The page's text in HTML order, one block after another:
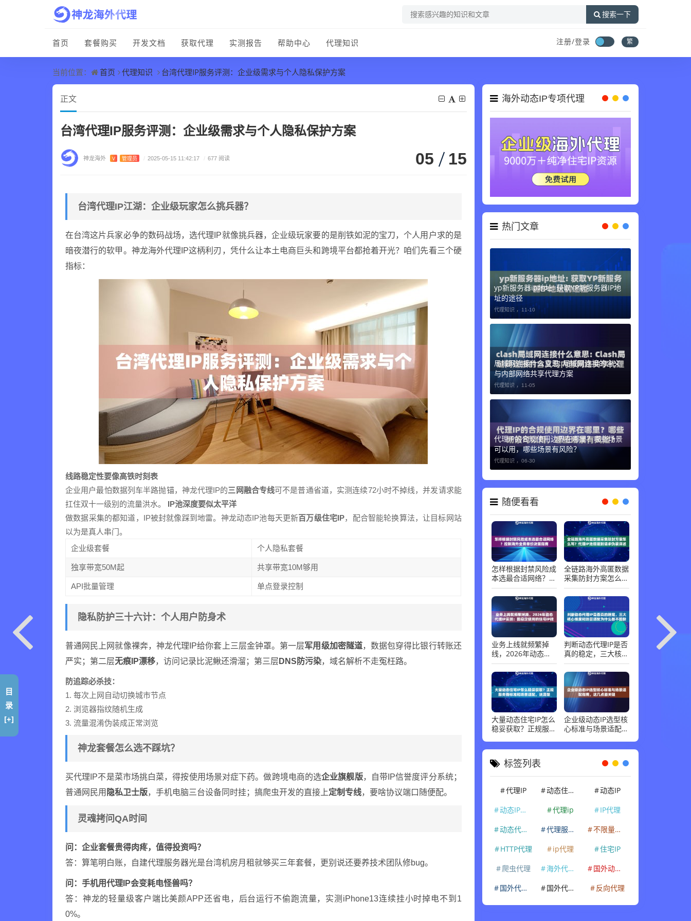
搜索一下
首页 套餐购买 开发文档 获取代理 实测报告 帮助中心 代理知识 注册/登录 繁
当前位置： 首页 代理知识 台湾代理IP服务评测：企业级需求与个人隐私保护方案
正文
台湾代理IP服务评测：企业级需求与个人隐私保护方案
神龙海外 V 管理员 / 2025-05-15 11:42:17 / 677 阅读 05 15
台湾代理IP江湖：企业级玩家怎么挑兵器？
在台湾这片兵家必争的数码战场，选代理IP就像挑兵器，企业级玩家要的是削铁如泥的宝刀，个人用户求的是
暗夜潜行的软甲。神龙海外代理IP这柄利刃，凭什么让本土电商巨头和跨境平台都抢着开光？咱们先看三个硬
指标：
线路稳定性要像高铁时刻表
企业用户最怕数据列车半路抛锚，神龙代理IP的三网融合专线可不是普通省道，实测连续72小时不掉线，并发请求能
扛住双十一级别的流量洪水。 IP池深度要似太平洋
做数据采集的都知道，IP被封就像踩到地雷。神龙动态IP池每天更新百万级住宅IP，配合智能轮换算法，让目标网站
以为是真人串门。
企业级套餐
个人隐私套餐
独享带宽50M起 共享带宽10M够用
API批量管理 单点登录控制
隐私防护三十六计：个人用户防身术
普通网民上网就像裸奔，神龙代理IP给你套上三层金钟罩。第一层军用级加密隧道，数据包穿得比银行转账还
严实；第二层无痕IP漂移，访问记录比泥鳅还滑溜；第三层 DNS防污染，域名解析不走冤枉路。
防追踪必杀技：
1. 每次上网自动切换城市节点
2. 浏览器指纹随机生成
3. 流量混淆伪装成正常浏览
神龙套餐怎么选不踩坑？
买代理IP不是菜市场挑白菜，得按使用场景对症下药。做跨境电商的选企业旗舰版，自带IP信誉度评分系统；
普通网民用 隐私卫士版，手机电脑三台设备同时挂；搞爬虫开发的直接上定制专线，要啥协议端口随便配。
灵魂拷问QA时间
问：企业套餐贵得肉疼，值得投资吗？
答：算笔明白账，自建代理服务器光是台湾机房月租就够买三年套餐，更别说还要养技术团队修bug。
问：手机用代理IP会变耗电怪兽吗？
答：神龙的轻量级客户端比美颜APP还省电，后台运行不偷跑流量，实测iPhone13连续挂小时掉电不到1
0%。
海外动态IP专项代理
热门文章
yp新服务器ip地址: 获取YP新服务器IP地
址的途径
代理知识 ， 11-10
局域网连接什么意思: 局域网连接的含义
与内部网络共享代理方案
代理知识 ， 11-05
代理IP的合规使用边界在哪里？哪些场景
可以用，哪些场景有风险？
代理知识 ， 06-30
随便看看
怎样根据封禁风险成
本选最合适网络？控
制海外业务单价决策
指南
全链路海外高匿数据
采集防封方案怎么
写？代理IP池搭建到
请求伪装详述
业务上线就频繁掉
线，2026年动态代
理IP实测：能稳定使
用的住宅IP找到了
判断动态代理IP是否
真的稳定，三大核心
维度和场景适配为什
么都不能缺
大量动态住宅IP怎么
稳妥获取？正规服务
说清楚
企业级动态IP选型核
心标准与场景适配指
标签列表
代理IP 动态住宅IP
动态IP
动态IP代理
代理ip
IP代理
动态代理IP
代理服务器
不限量代理IP
HTTP代理
ip代理
住宅IP
爬虫代理
海外代理ip
国外动态IP
国外代理IP
国外代理ip 反向代理
目
录
[+]